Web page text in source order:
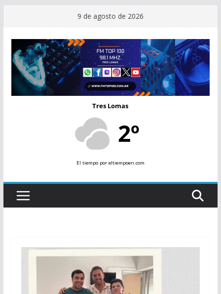
contenido
9 de agosto de 2026
Tres Lomas
2º
El tiempopor eltiempoen.com